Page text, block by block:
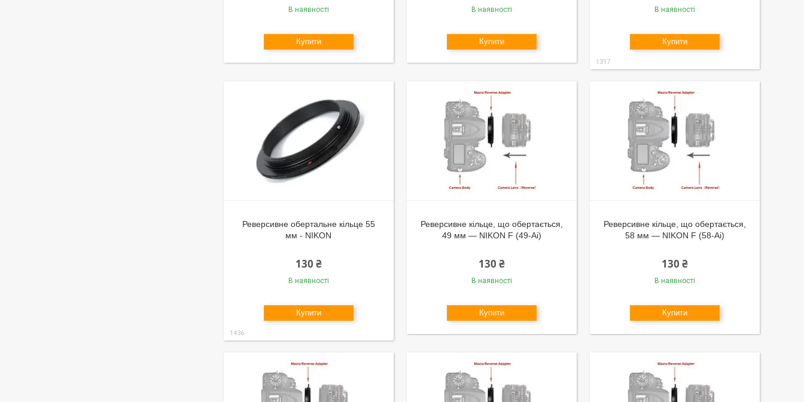
В наявності
Купити
В наявності
Купити
В наявності
Купити
1317
Реверсивне обертальне кільце 55
мм - NIKON
130 ₴
В наявності
Купити
1436
Реверсивне кільце, що обертається,
49 мм — NIKON F (49-Ai)
130 ₴
В наявності
Купити
Реверсивне кільце, що обертається,
58 мм — NIKON F (58-Ai)
130 ₴
В наявності
Купити